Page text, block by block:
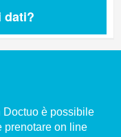
dati?
Doctuo è possibile
prenotare on line